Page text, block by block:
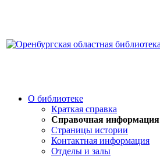
О библиотеке
Краткая справка
Справочная информация
Страницы истории
Контактная информация
Отделы и залы